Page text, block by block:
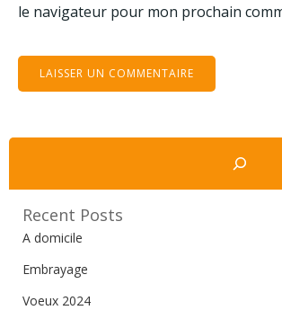
le navigateur pour mon prochain
Rechercher
Recent Posts
A domicile
Embrayage
Voeux 2024